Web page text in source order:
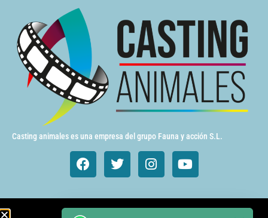
Casting animales es una empresa del grupo Fauna y acción S.L.